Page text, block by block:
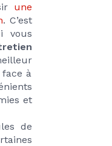
une
. C’est
vous
à
et
de